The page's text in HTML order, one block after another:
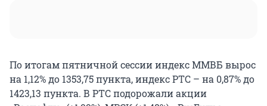
По итогам пятничной сессии индекс ММВБ вырос
на 1,12% до 1353,75 пункта, индекс РТС – на 0,87% до
1423,13 пункта. В РТС подорожали акции